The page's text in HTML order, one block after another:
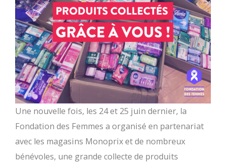
Une nouvelle fois, les 24 et 25 juin dernier, la
Fondation des Femmes a organisé en partenariat
avec les magasins Monoprix et de nombreux
bénévoles, une grande collecte de produits